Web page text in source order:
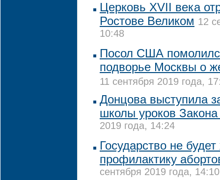
Церковь XVII века
Ростове Великом 12
10:48
Посол США
подворье Москвы о
11 сентября 2019 года,
Донцова выступила
школы уроков
2019 года, 14:24
Государство не
профилактику
сентября 2019 года, 14:10